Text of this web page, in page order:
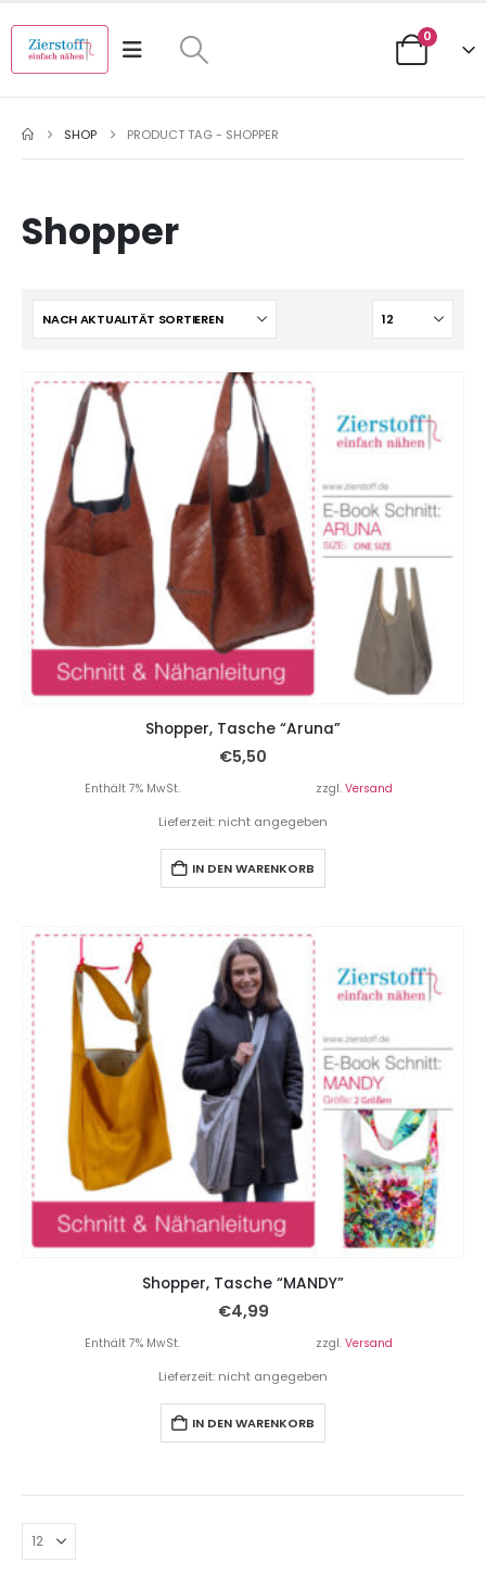
0
SHOP PRODUCT TAG - SHOPPER
Shopper
Shopper, Tasche “Aruna”
€5,50
Enthält 7% MwSt. zzgl. Versand
Lieferzeit: nicht angegeben
IN DEN WARENKORB
Shopper, Tasche “MANDY”
€4,99
Enthält 7% MwSt. zzgl. Versand
Lieferzeit: nicht angegeben
IN DEN WARENKORB